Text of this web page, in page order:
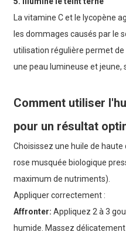
La vitamine C et le lycopène
les dommages causés par le
utilisation régulière permet
une peau lumineuse et jeune,
Comment utiliser
pour un résultat
Choisissez une huile de haute
rose musquée biologique
maximum de nutriments).
Appliquer correctement :
Affronter: Appliquez 2 à 3
humide. Massez